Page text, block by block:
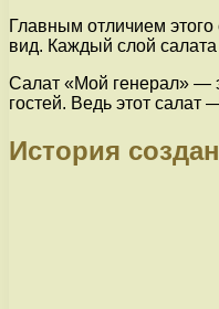
Главным отличием
вид. Каждый слой
Салат «Мой генерал» —
гостей. Ведь этот салат
История